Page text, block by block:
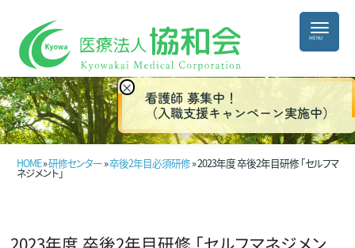
HOME»研修センター»卒後2年目必須研修» 2023年度 卒後2年目研修 「セルフマ
ネジメント」
×
看護師 募集中！
（入職支援キャンペーン実施中）